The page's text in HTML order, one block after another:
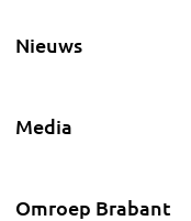
Nieuws
Media
Omroep Brabant